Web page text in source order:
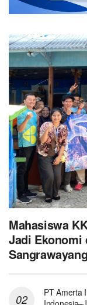
Mahasiswa
Jadi Ekonomi
Sangrawayang
PT Amerta